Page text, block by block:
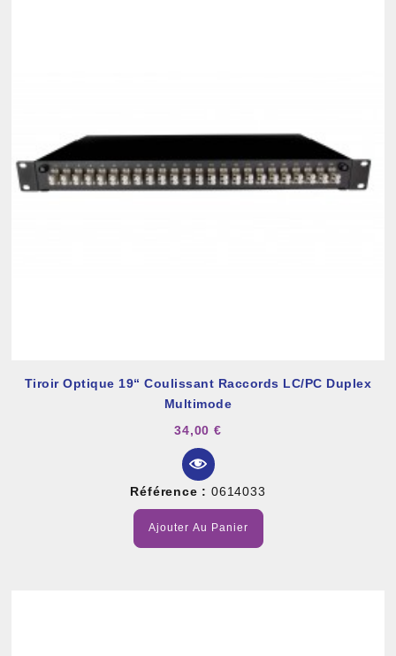
Tiroir Optique 19“ Coulissant Raccords LC/PC Duplex
Multimode
34,00 €
Référence : 0614033
Ajouter Au Panier